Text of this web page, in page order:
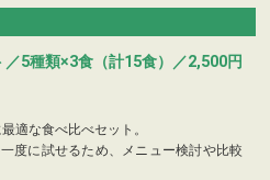
5種類×3食（計15食）／2,500円
適な食べ比べセット。
度に試せるため、メニュー検討や比較